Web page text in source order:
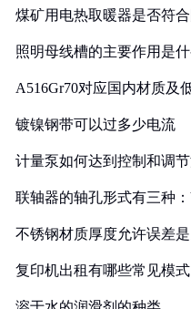
煤矿用电热取暖器是否符
照明母线槽的主要作用是
A516Gr70对应国内材质及
镀镍钢带可以过多少电流
计量泵如何达到控制和调
联轴器的轴孔形式有三种
不锈钢材质厚度允许误差
复印机出租有哪些常见模式